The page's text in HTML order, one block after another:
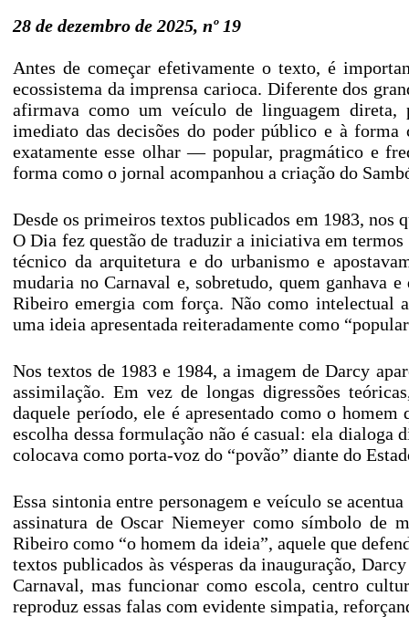
28 de dezembro de 2025, nº 19
Antes de começar efetivamente o texto, é
ecossistema da imprensa carioca. Diferente dos
afirmava como um veículo de linguagem direta,
imediato das decisões do poder público e à forma
exatamente esse olhar — popular, pragmático e
forma como o jornal acompanhou a criação do
Desde os primeiros textos publicados em 1983, nos
O Dia fez questão de traduzir a iniciativa em
técnico da arquitetura e do urbanismo e
mudaria no Carnaval e, sobretudo, quem ganhava
Ribeiro emergia com força. Não como intelectual
uma ideia apresentada reiteradamente como
Nos textos de 1983 e 1984, a imagem de Darcy
assimilação. Em vez de longas digressões
daquele período, ele é apresentado como o
escolha dessa formulação não é casual: ela
colocava como porta-voz do “povão” diante do
Essa sintonia entre personagem e veículo se
assinatura de Oscar Niemeyer como símbolo de
Ribeiro como “o homem da ideia”, aquele que
textos publicados às vésperas da inauguração,
Carnaval, mas funcionar como escola, centro
reproduz essas falas com evidente simpatia,